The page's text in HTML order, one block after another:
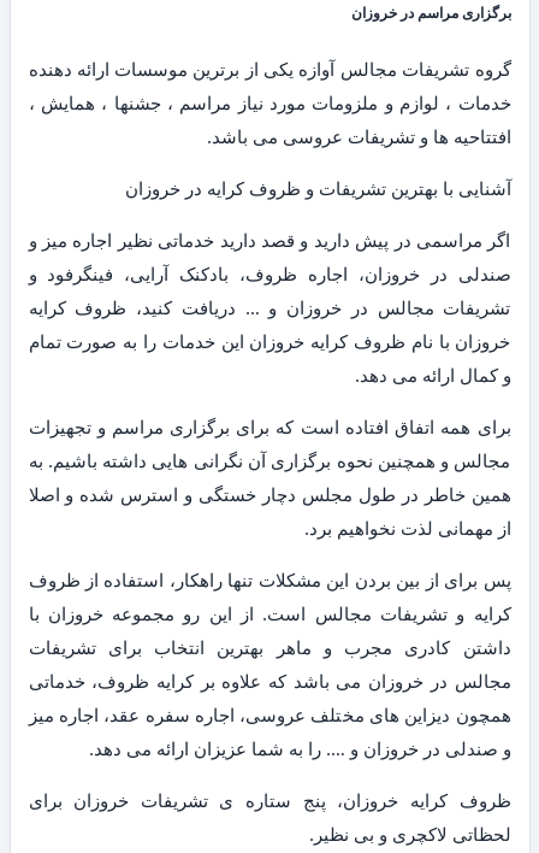
برگزاری مراسم در خروزان
گروه تشریفات مجالس آوازه یکی از برترین موسسات ارائه دهنده
خدمات ، لوازم و ملزومات مورد نیاز مراسم ، جشنها ، همایش ،
افتتاحیه ها و تشریفات عروسی می باشد.
آشنایی با بهترین تشریفات و ظروف کرایه در خروزان
اگر مراسمی در پیش دارید و قصد دارید خدماتی نظیر اجاره میز و
صندلی در خروزان، اجاره ظروف، بادکنک آرایی، فینگرفود و
تشریفات مجالس در خروزان و … دریافت کنید، ظروف کرایه
خروزان با نام ظروف کرایه خروزان این خدمات را به صورت تمام
و کمال ارائه می دهد.
برای همه اتفاق افتاده است که برای برگزاری مراسم و تجهیزات
مجالس و همچنین نحوه برگزاری آن نگرانی هایی داشته باشیم. به
همین خاطر در طول مجلس دچار خستگی و استرس شده و اصلا
از مهمانی لذت نخواهیم برد.
پس برای از بین بردن این مشکلات تنها راهکار، استفاده از ظروف
کرایه و تشریفات مجالس است. از این رو مجموعه خروزان با
داشتن کادری مجرب و ماهر بهترین انتخاب برای تشریفات
مجالس در خروزان می باشد که علاوه بر کرایه ظروف، خدماتی
همچون دیزاین های مختلف عروسی، اجاره سفره عقد، اجاره میز
و صندلی در خروزان و …. را به شما عزیزان ارائه می دهد.
ظروف کرایه خروزان، پنج ستاره ی تشریفات خروزان برای
لحظاتی لاکچری و بی نظیر.